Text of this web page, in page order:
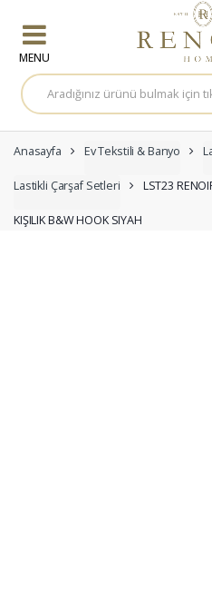
A
r
a
a
:
Anasayfa Ev Tekstili & Banyo
Lastikli Çarşaf Setleri LST23
KIŞILIK B&W HOOK SIYAH